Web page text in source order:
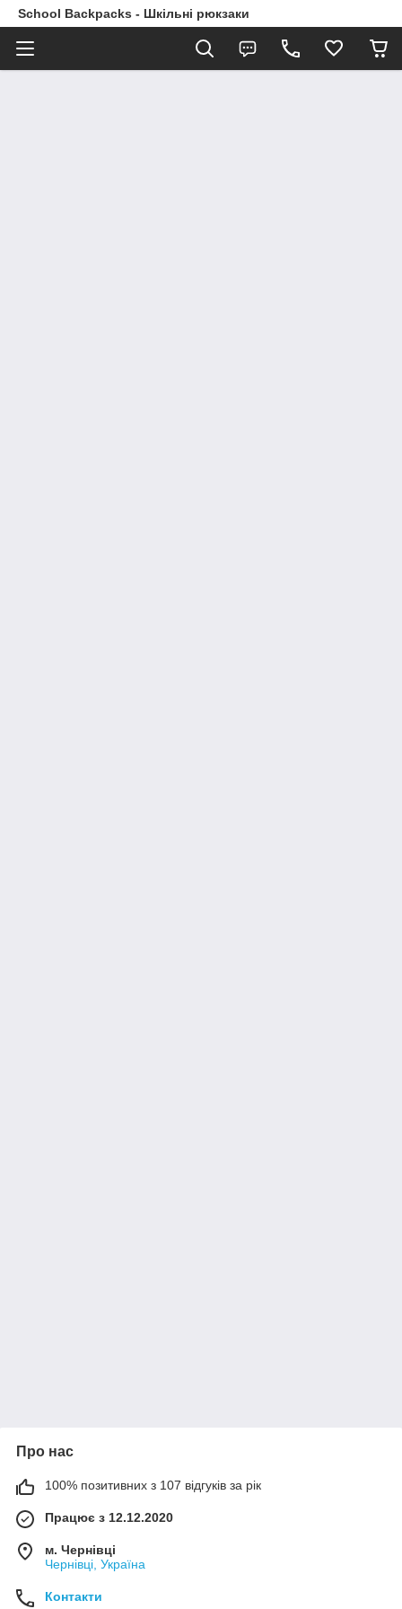
School Backpacks - Шкільні рюкзаки
Про нас
100% позитивних з 107 відгуків за рік
Працює з 12.12.2020
м. Чернівці
Чернівці, Україна
Контакти